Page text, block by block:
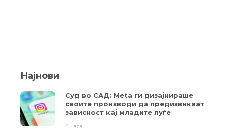
Најнови
Суд во САД: Meta ги дизајнираше
своите производи да предизвикаат
зависност кај младите луѓе
4 часа